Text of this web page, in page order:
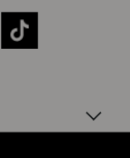
TikTok